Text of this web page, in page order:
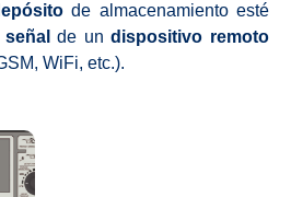
de almacenamiento esté
señal de undispositivo remoto
WiFi, etc.).